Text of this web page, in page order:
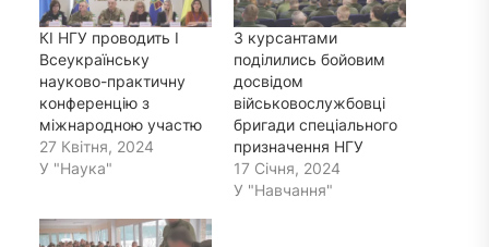
КІ НГУ проводить І
Всеукраїнську
науково-практичну
конференцію з
міжнародною участю
27 Квітня, 2024
У "Наука"
З курсантами
поділились бойовим
досвідом
військовослужбовці
бригади спеціального
призначення НГУ
17 Січня, 2024
У "Навчання"